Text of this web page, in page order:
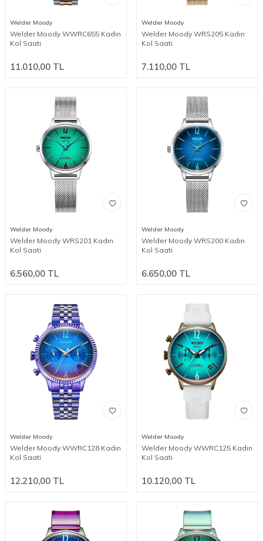
Welder Moody
Welder Moody WWRC655 Kadın
Kol Saati
11.010,00 TL
Welder Moody
Welder Moody WRS205 Kadın
Kol Saati
7.110,00 TL
Welder Moody
Welder Moody WRS201 Kadın
Kol Saati
6.560,00 TL
Welder Moody
Welder Moody WRS200 Kadın
Kol Saati
6.650,00 TL
Welder Moody
Welder Moody WWRC128 Kadın
Kol Saati
12.210,00 TL
Welder Moody
Welder Moody WWRC125 Kadın
Kol Saati
10.120,00 TL